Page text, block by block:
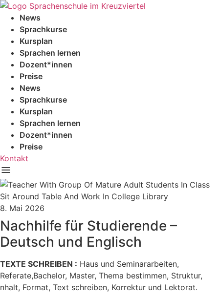
Zum
Inhalt
springen
News
Sprachkurse
Kursplan
Sprachen lernen
Dozent*innen
Preise
News
Sprachkurse
Kursplan
Sprachen lernen
Dozent*innen
Preise
Kontakt
8. Mai 2026
Nachhilfe für Studierende –
Deutsch und Englisch
TEXTE SCHREIBEN : Haus und Seminararbeiten,
Referate,Bachelor, Master, Thema bestimmen, Struktur,
nhalt, Format, Text schreiben, Korrektur und Lektorat.